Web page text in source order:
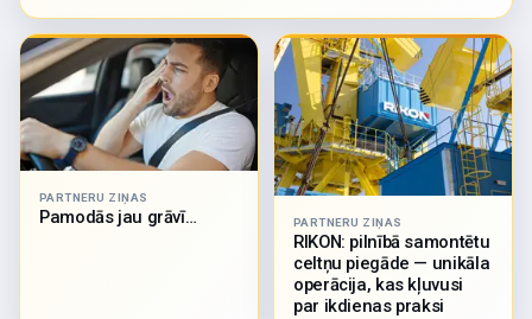
PARTNERU ZIŅAS
Pamodās jau grāvī… PARTNERU ZIŅAS
RIKON: pilnībā samontētu
celtņu piegāde — unikāla
operācija, kas kļuvusi
par ikdienas praksi